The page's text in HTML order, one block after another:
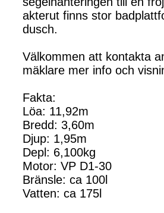
akterut finns stor
dusch.
Välkommen att kontakta
mäklare mer info och
Fakta:
Löa: 11,92m
Bredd: 3,60m
Djup: 1,95m
Depl: 6,100kg
Motor: VP D1-30
Bränsle: ca 100l
Vatten: ca 175l